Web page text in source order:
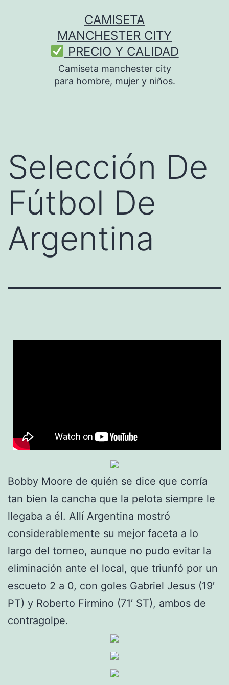
CAMISETA
MANCHESTER CITY
PRECIO Y CALIDAD
Camiseta manchester city
para hombre, mujer y niños.
Selección De
Fútbol De
Argentina
Bobby Moore de quién se dice que corría
tan bien la cancha que la pelota siempre le
llegaba a él. Allí Argentina mostró
considerablemente su mejor faceta a lo
largo del torneo, aunque no pudo evitar la
eliminación ante el local, que triunfó por un
escueto 2 a 0, con goles Gabriel Jesus (19′
PT) y Roberto Firmino (71′ ST), ambos de
contragolpe.